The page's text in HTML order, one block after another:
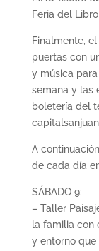
Feria del
Finalmente,
puertas con
y música
semana y las
boletería del
A
de cada día
SÁBADO 9:
– Taller
la familia con
y entorno que